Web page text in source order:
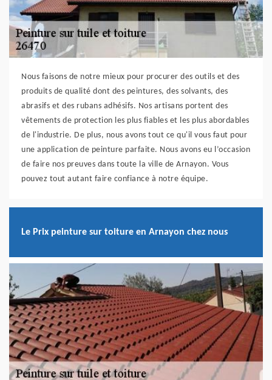
Nous faisons de notre mieux pour procurer des outils et des
produits de qualité dont des peintures, des solvants, des
abrasifs et des rubans adhésifs. Nos artisans portent des
vêtements de protection les plus fiables et les plus abordables
de l'industrie. De plus, nous avons tout ce qu'il vous faut pour
une application de peinture parfaite. Nous avons eu l’occasion
de faire nos preuves dans toute la ville de Arnayon. Vous
pouvez tout autant faire confiance à notre équipe.
Le Prix peinture sur toiture en Arnayon chez nous